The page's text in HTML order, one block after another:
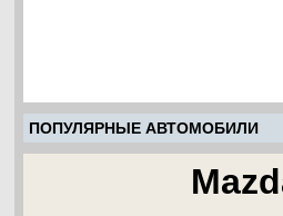
ПОПУЛЯРНЫЕ АВТОМОБИЛИ